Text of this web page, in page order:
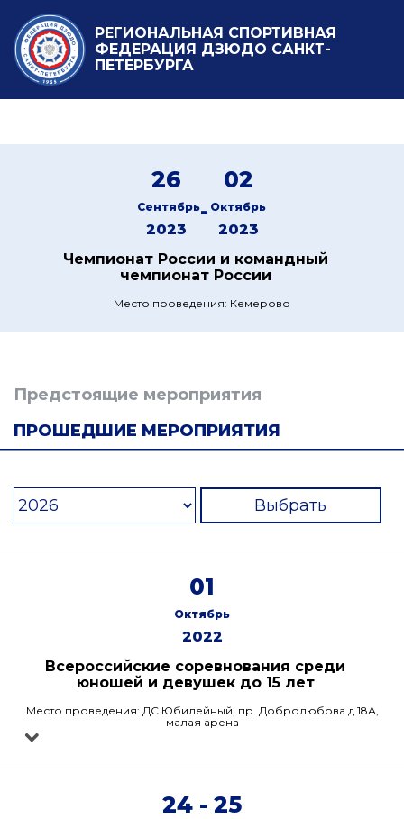
РЕГИОНАЛЬНАЯ СПОРТИВНАЯ
ФЕДЕРАЦИЯ ДЗЮДО САНКТ-
ПЕТЕРБУРГА
26
Сентябрь
2023
-
02
Октябрь
2023
Чемпионат России и командный
чемпионат России
Место проведения: Кемерово
Предстоящие мероприятия
ПРОШЕДШИЕ МЕРОПРИЯТИЯ
Выбрать
01
Октябрь
2022
Всероссийские соревнования среди
юношей и девушек до 15 лет
Место проведения: ДС Юбилейный, пр. Добролюбова д.18А,
малая арена
24 - 25